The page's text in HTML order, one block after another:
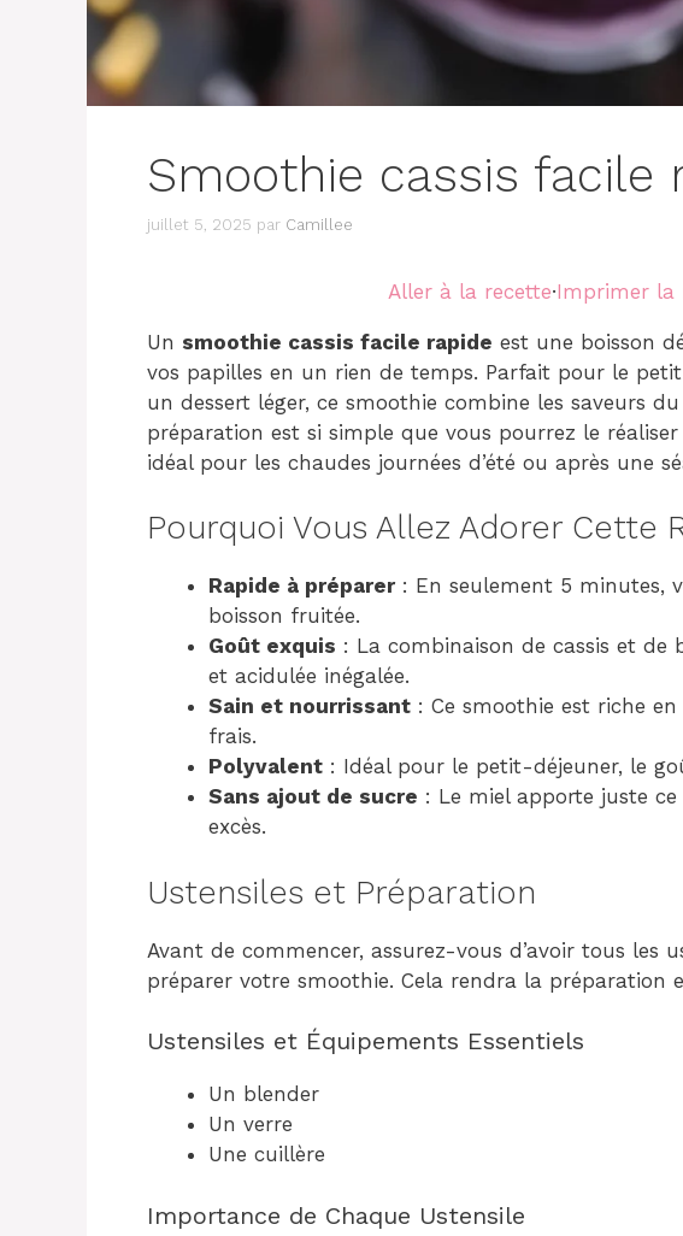
Smoothie cassis facile
juillet 5, 2025 par Camillee
Aller à la recette·Imprimer la
Un smoothie cassis facile rapide est une boisson
vos papilles en un rien de temps. Parfait pour le
un dessert léger, ce smoothie combine les saveurs
préparation est si simple que vous pourrez le
idéal pour les chaudes journées d’été ou après une
Pourquoi Vous Allez Adorer Cette
Rapide à préparer: En seulement 5 minutes,
boisson fruitée.
Goût exquis : La combinaison de cassis et de
et acidulée inégalée.
Sain et nourrissant : Ce smoothie est riche
frais.
Polyvalent : Idéal pour le petit-déjeuner, le
Sans ajout de sucre : Le miel apporte juste
excès.
Ustensiles et Préparation
Avant de commencer, assurez-vous d’avoir tous les
préparer votre smoothie. Cela rendra la préparation
Ustensiles et Équipements Essentiels
Un blender
Un verre
Une cuillère
Importance de Chaque Ustensile